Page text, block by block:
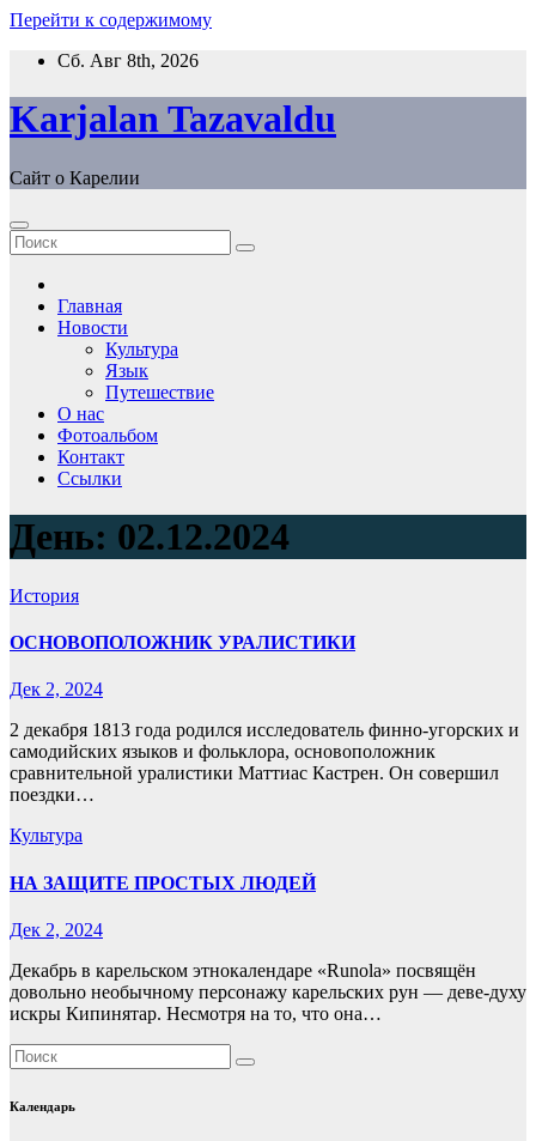
Перейти к содержимому
Сб. Авг 8th, 2026
Karjalan Tazavaldu
Сайт о Карелии
Главная
Новости
Культура
Язык
Путешествие
О нас
Фотоальбом
Контакт
Ссылки
День: 02.12.2024
История
ОСНОВОПОЛОЖНИК УРАЛИСТИКИ
Дек 2, 2024
2 декабря 1813 года родился исследователь финно-угорских и
самодийских языков и фольклора, основоположник
сравнительной уралистики Маттиас Кастрен. Он совершил
поездки…
Культура
НА ЗАЩИТЕ ПРОСТЫХ ЛЮДЕЙ
Дек 2, 2024
Декабрь в карельском этнокалендаре «Runola» посвящён
довольно необычному персонажу карельских рун — деве-духу
искры Кипинятар. Несмотря на то, что она…
Календарь